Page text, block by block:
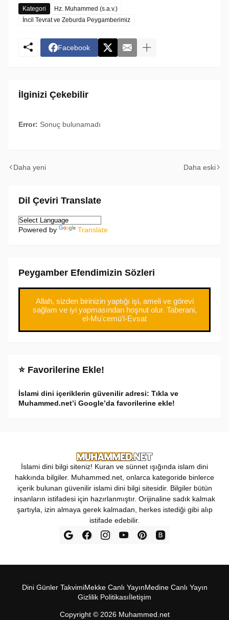
Kategori
Hz. Muhammed (s.a.v.)
İncil Tevrat ve Zeburda Peygamberimiz
Facebook
İlginizi Çekebilir
Error: Sonuç bulunamadı
Daha yeni Daha eski
Dil Çeviri Translate
Powered by Translate
Peygamber Efendimizin Sözleri
Allah, sizden birinizin yaptığı işi, ameli ve görevi
sağlam ve iyi yapmasından hoşnut olur. Taberani,
el-Mu'cemü'l-Evsat
⭐ Favorilerine Ekle!
İslami dini içeriklerin güvenilir adresi: Tıkla ve
Muhammed.net’i Google’da favorilerine ekle!
İslami dini bilgi siteniz! Kuran ve sünnet ışığında islam dini
hakkında bilgiler. Muhammed.net, onlarca kategoride binlerce
içerik bulunan güvenilir islami dini bilgi sitesidir. Bilgiler bütün
insanların istifadesi için hazırlanmıştır. Orijinaline sadık kalmak
şartıyla, izin almaya gerek kalmadan, herkes istediği gibi alıp
istifade edebilir.
Copyright © 2026 Muhammed.net
Dini Günler TakvimiMekke Canl‎ı Yay‎ınMedine Canl‎ı Yayı‎n
Gizlilik Politikas‎ıİletişim